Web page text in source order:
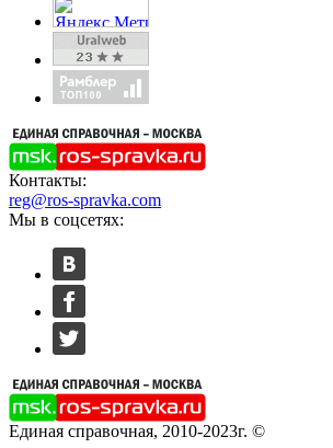
Контакты:
reg@ros-spravka.com
Мы в соцсетях:
Единая справочная, 2010-2023г. ©